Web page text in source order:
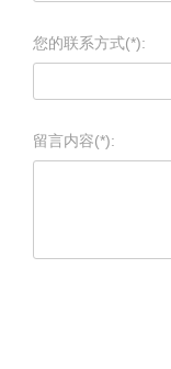
您的联系方式(*):
留言内容(*):